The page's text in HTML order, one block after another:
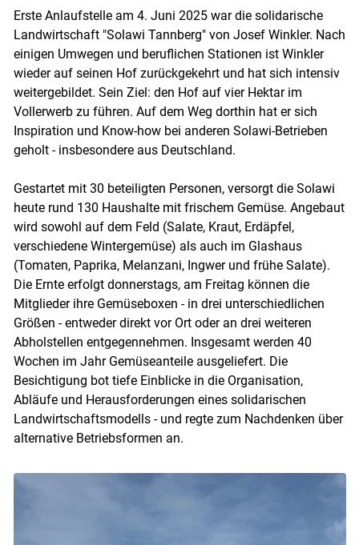
Skip to main content
Erste Anlaufstelle am 4. Juni 2025 war die solidarische
Landwirtschaft "Solawi Tannberg" von Josef Winkler. Nach
einigen Umwegen und beruflichen Stationen ist Winkler
wieder auf seinen Hof zurückgekehrt und hat sich intensiv
weitergebildet. Sein Ziel: den Hof auf vier Hektar im
Vollerwerb zu führen. Auf dem Weg dorthin hat er sich
Inspiration und Know-how bei anderen Solawi-Betrieben
geholt - insbesondere aus Deutschland.
Gestartet mit 30 beteiligten Personen, versorgt die Solawi
heute rund 130 Haushalte mit frischem Gemüse. Angebaut
wird sowohl auf dem Feld (Salate, Kraut, Erdäpfel,
verschiedene Wintergemüse) als auch im Glashaus
(Tomaten, Paprika, Melanzani, Ingwer und frühe Salate).
Die Ernte erfolgt donnerstags, am Freitag können die
Mitglieder ihre Gemüseboxen - in drei unterschiedlichen
Größen - entweder direkt vor Ort oder an drei weiteren
Abholstellen entgegennehmen. Insgesamt werden 40
Wochen im Jahr Gemüseanteile ausgeliefert. Die
Besichtigung bot tiefe Einblicke in die Organisation,
Abläufe und Herausforderungen eines solidarischen
Landwirtschaftsmodells - und regte zum Nachdenken über
alternative Betriebsformen an.